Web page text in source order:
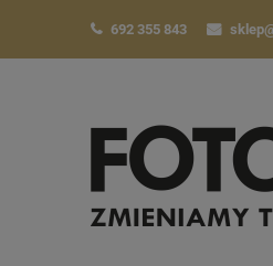
692 355 843